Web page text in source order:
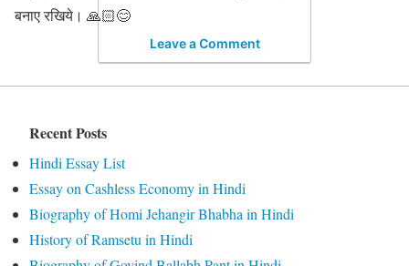
बनाए रखिये। 🙏🏻😊
Leave a Comment
Recent Posts
Hindi Essay List
Essay on Cashless Economy in Hindi
Biography of Homi Jehangir Bhabha in Hindi
History of Ramsetu in Hindi